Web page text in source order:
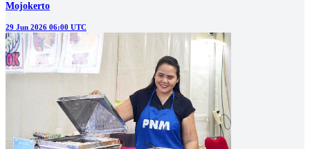
Mojokerto
29 Jun 2026 06:00 UTC